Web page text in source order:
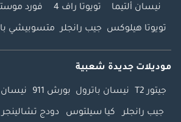
نيسان ألتيما تويوتا راف 4 فورد
تويوتا هيلوكس جيب رانجلر متسوبيشي
موديلات جديدة شعبية
جيتور T2 نيسان باترول بورش 911
جيب رانجلر كيا سيلتوس دودج تشالينجر